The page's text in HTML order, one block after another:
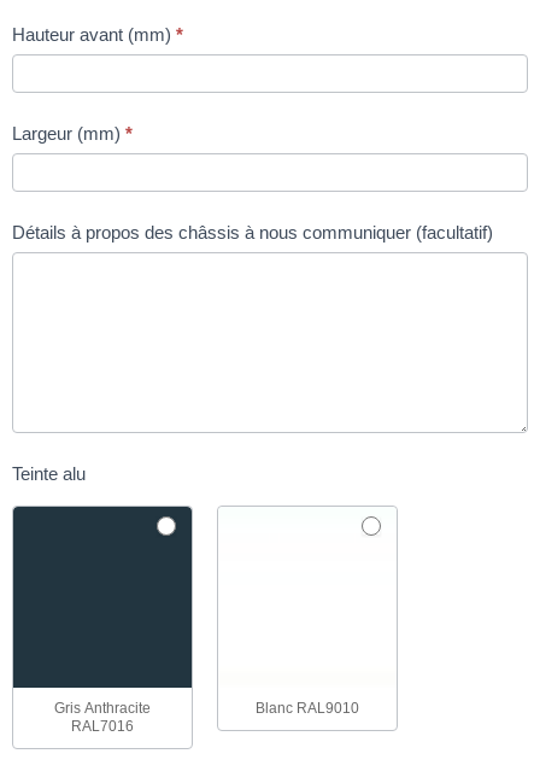
Hauteur avant (mm) *
Largeur (mm) *
Détails à propos des châssis à nous communiquer (facultatif)
Teinte alu
Gris Anthracite
RAL7016
Blanc RAL9010